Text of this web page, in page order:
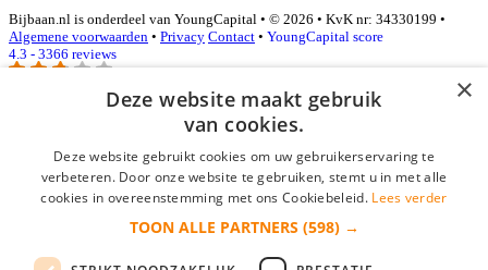
Bijbaan.nl is onderdeel van YoungCapital • © 2026 • KvK nr: 34330199 •
Algemene voorwaarden • Privacy Contact • YoungCapital score
4.3 - 3366 reviews
E-mail*
×
Deze website maakt gebruik
van cookies.
Deze website gebruikt cookies om uw gebruikerservaring te
verbeteren. Door onze website te gebruiken, stemt u in met alle
cookies in overeenstemming met ons Cookiebeleid. Lees verder
TOON ALLE PARTNERS (598) →